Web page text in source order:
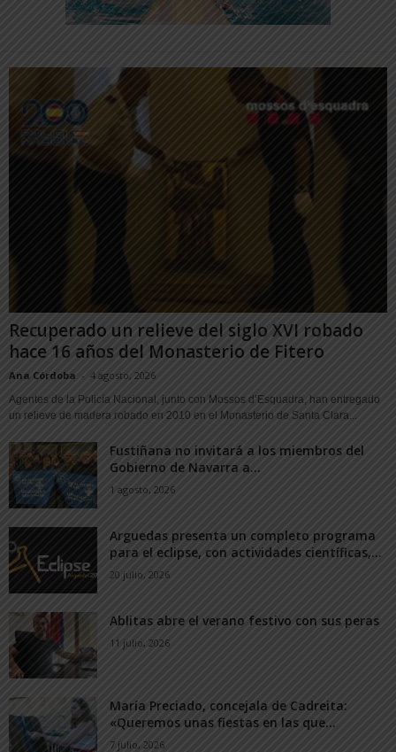
Recuperado un relieve del siglo XVI robado
hace 16 años del Monasterio de Fitero
Ana Córdoba - 4 agosto, 2026
Agentes de la Policía Nacional, junto con Mossos d’Esquadra, han entregado
un relieve de madera robado en 2010 en el Monasterio de Santa Clara...
Fustiñana no invitará a los miembros del
Gobierno de Navarra a...
1 agosto, 2026
Arguedas presenta un completo programa
para el eclipse, con actividades científicas,...
20 julio, 2026
Ablitas abre el verano festivo con sus peras
11 julio, 2026
María Preciado, concejala de Cadreita:
«Queremos unas fiestas en las que...
7 julio, 2026